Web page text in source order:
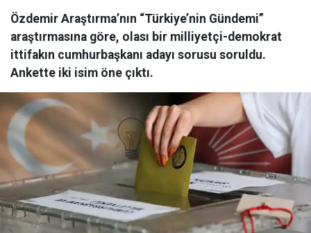
Özdemir Araştırma’nın “Türkiye’nin Gündemi”
araştırmasına göre, olası bir milliyetçi-demokrat
ittifakın cumhurbaşkanı adayı sorusu soruldu.
Ankette iki isim öne çıktı.